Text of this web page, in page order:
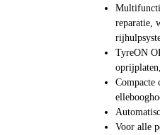
reparatie,
TyreON
Compacte
Voor alle